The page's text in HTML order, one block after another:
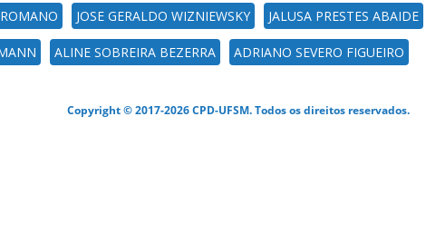
JOSE GERALDO WIZNIEWSKY JALUSA PRESTES ABAIDE
ALINE SOBREIRA BEZERRA ADRIANO SEVERO FIGUEIRO
Copyright © 2017-2026 CPD-UFSM. Todos os direitos reservados.